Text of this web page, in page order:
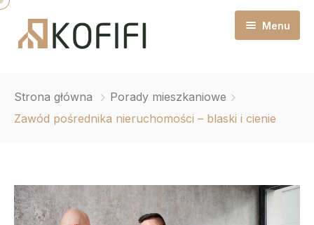
Menu
O mnie
Sprzedaż nieruchomości
Kontakt
Strona główna
Porady mieszkaniowe
Zawód pośrednika nieruchomości – blaski i cienie